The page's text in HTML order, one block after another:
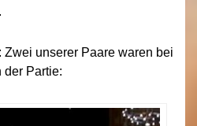
unserer Paare waren bei
der Partie: